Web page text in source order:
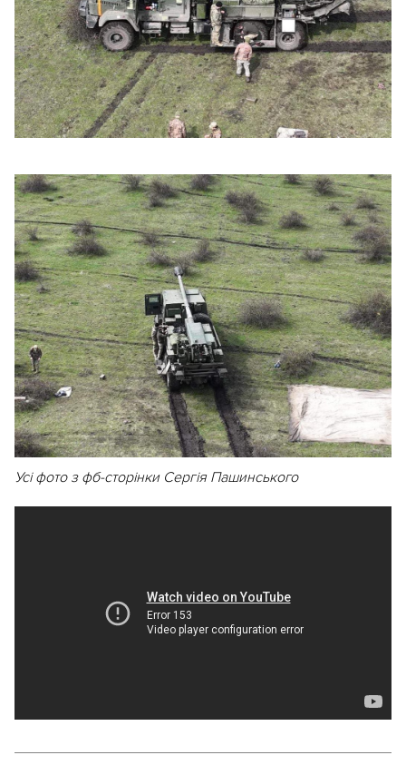
Усі фото з фб-сторінки Сергія Пашинського